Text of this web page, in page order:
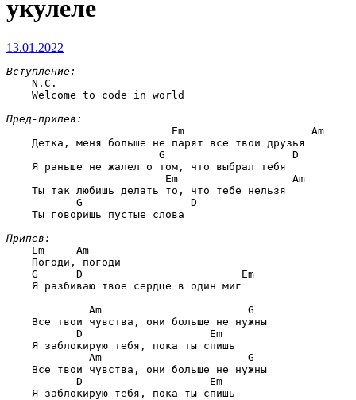
укулеле
13.01.2022
Вступление:
    N.C.
    Welcome to code in world
Пред-припев:
                      Em                    Am
    Детка, меня больше не парят все твои друзья
                    G                    D
    Я раньше не жалел о том, что выбрал тебя
                     Em                  Am
    Ты так любишь делать то, что тебе нельзя
       G                 D
    Ты говоришь пустые слова
Припев:
Em     Am
    Погоди, погоди
G      D                         Em
    Я разбиваю твое сердце в один миг
         Am                       G
    Все твои чувства, они больше не нужны
       D                    Em
    Я заблокирую тебя, пока ты спишь
         Am                       G
    Все твои чувства, они больше не нужны
       D                    Em
    Я заблокирую тебя, пока ты спишь